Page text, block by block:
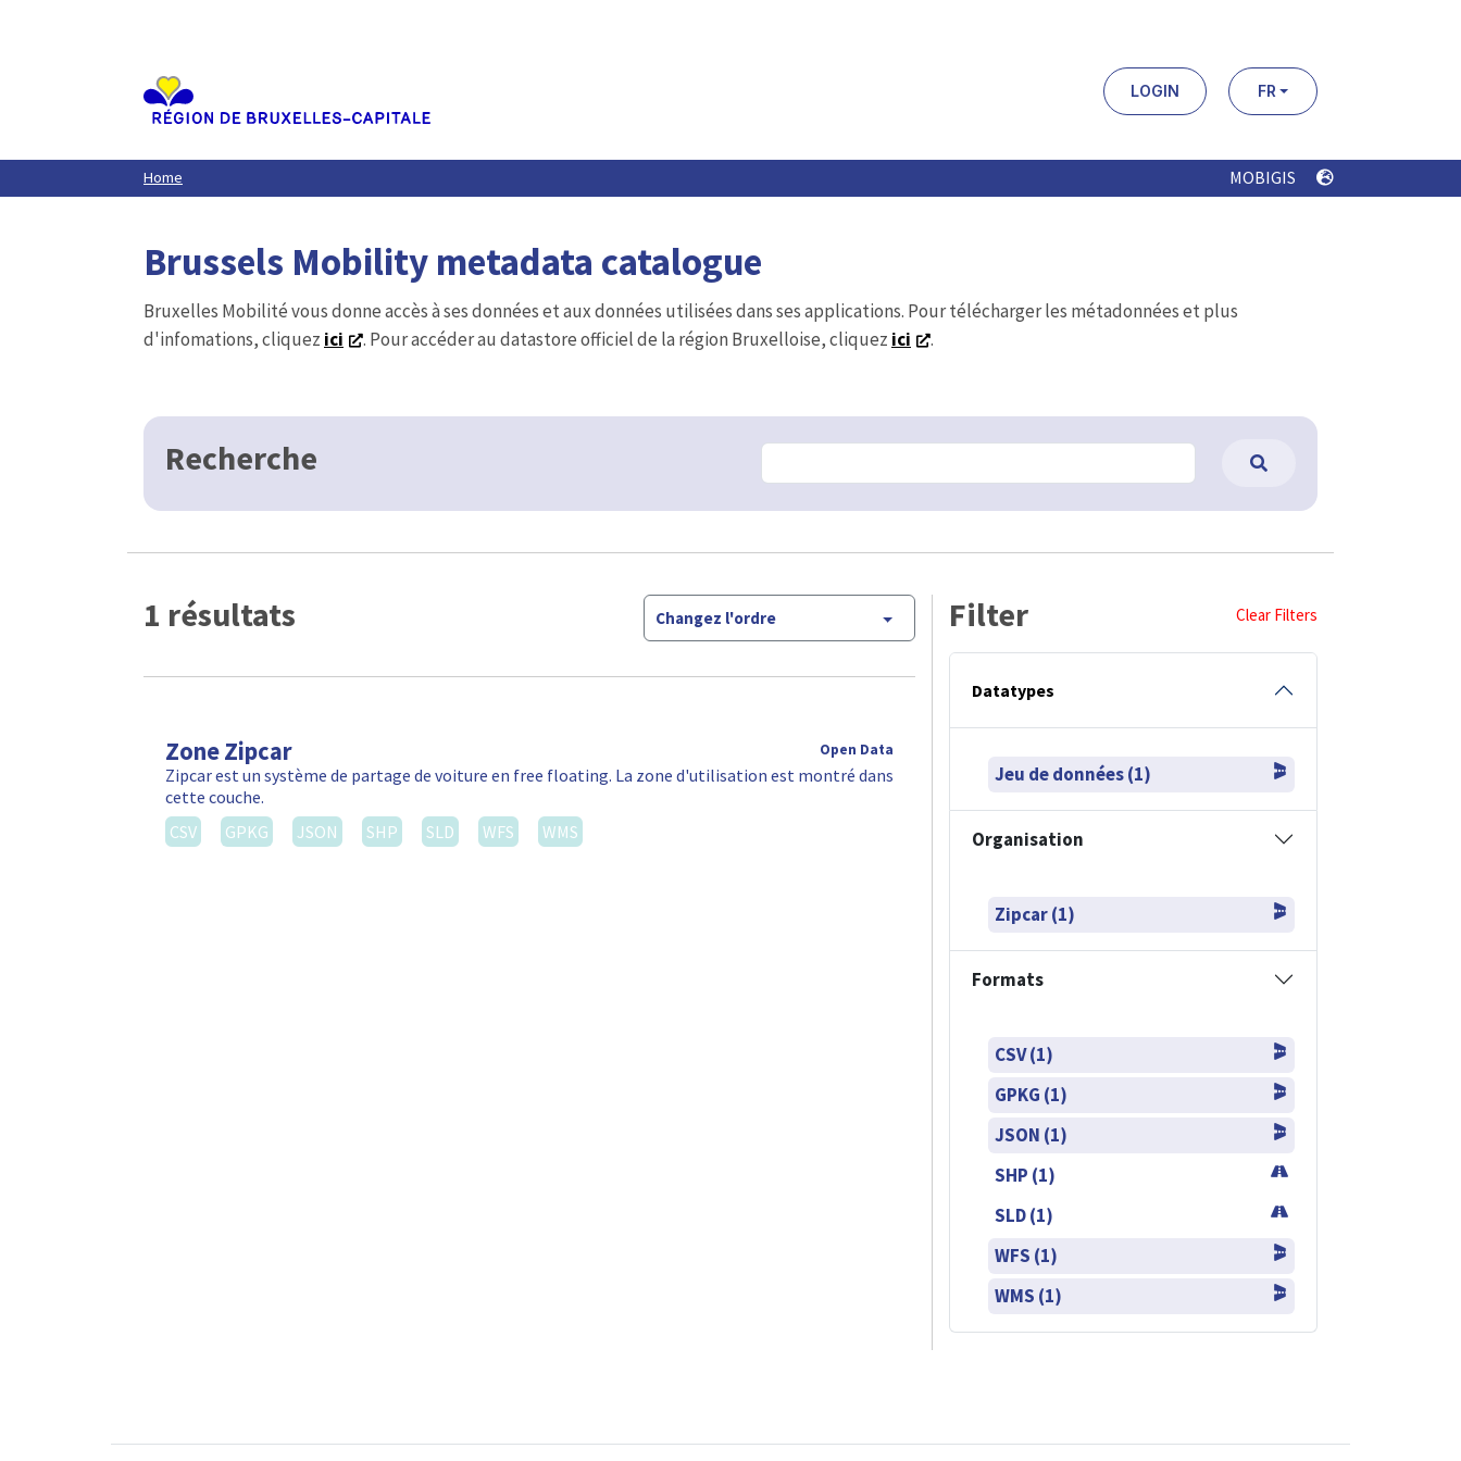
LOGIN FR
Home MOBIGIS
Brussels Mobility metadata catalogue
Bruxelles Mobilité vous donne accès à ses données et aux données utilisées dans ses applications. Pour télécharger les métadonnées et plus
d'infomations, cliquez ici . Pour accéder au datastore officiel de la région Bruxelloise, cliquez ici .
Recherche
1 résultats Changez l'ordre
Zone Zipcar Open Data
Zipcar est un système de partage de voiture en free floating. La zone d'utilisation est montré dans
cette couche.
CSV
GPKG JSON SHP SLD WFS WMS
Filter Clear Filters
Datatypes
Jeu de données (1)
Organisation
Zipcar (1)
Formats
CSV (1)
GPKG (1)
JSON (1)
SHP (1)
SLD (1)
WFS (1)
WMS (1)